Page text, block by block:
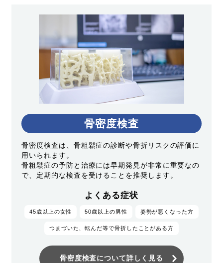
骨密度検査
骨密度検査は、骨粗鬆症の診断や骨折リスクの評価に
用いられます。
骨粗鬆症の予防と治療には早期発見が非常に重要なの
で、定期的な検査を受けることを推奨します。
よくある症状
45歳以上の女性 50歳以上の男性 姿勢が悪くなった方
つまづいた、転んだ等で骨折したことがある方
骨密度検査について詳しく見る